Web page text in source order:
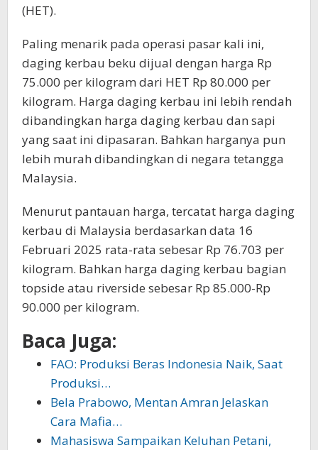
(HET).
Paling menarik pada operasi pasar kali ini,
daging kerbau beku dijual dengan harga Rp
75.000 per kilogram dari HET Rp 80.000 per
kilogram. Harga daging kerbau ini lebih rendah
dibandingkan harga daging kerbau dan sapi
yang saat ini dipasaran. Bahkan harganya pun
lebih murah dibandingkan di negara tetangga
Malaysia.
Menurut pantauan harga, tercatat harga daging
kerbau di Malaysia berdasarkan data 16
Februari 2025 rata-rata sebesar Rp 76.703 per
kilogram. Bahkan harga daging kerbau bagian
topside atau riverside sebesar Rp 85.000-Rp
90.000 per kilogram.
Baca Juga:
FAO: Produksi Beras Indonesia Naik, Saat
Produksi…
Bela Prabowo, Mentan Amran Jelaskan
Cara Mafia…
Mahasiswa Sampaikan Keluhan Petani,